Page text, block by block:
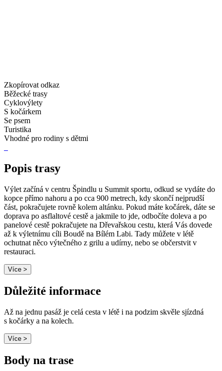
Zkopírovat odkaz
Běžecké trasy
Cyklovýlety
S kočárkem
Se psem
Turistika
Vhodné pro rodiny s dětmi
Popis trasy
Výlet začíná v centru Špindlu u Summit sportu, odkud se vydáte do
kopce přímo nahoru a po cca 900 metrech, kdy skončí nejprudší
část, pokračujete rovně kolem altánku. Pokud máte kočárek, dáte se
doprava po asflaltové cestě a jakmile to jde, odbočíte doleva a po
panelové cestě pokračujete na Dřevařskou cestu, která Vás dovede
až k výletnímu cíli Boudě na Bílém Labi. Tady můžete v létě
ochutnat něco výtečného z grilu a udírny, nebo se občerstvit v
restauraci.
Více >
Důležité informace
Až na jednu pasáž je celá cesta v létě i na podzim skvěle sjízdná
s kočárky a na kolech.
Více >
Body na trase